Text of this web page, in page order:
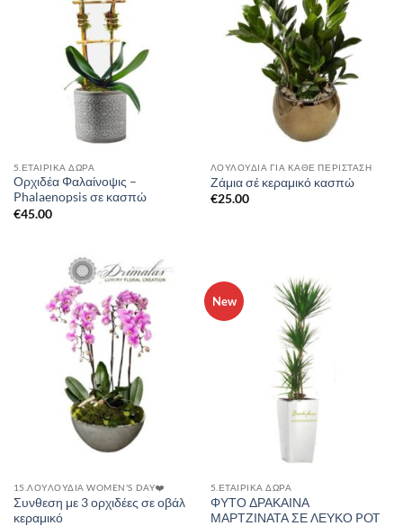
5.ΕΤΑΙΡΙΚΆ ΔΏΡΑ
Ορχιδέα Φαλαίνοψις –
Phalaenopsis σε κασπώ
€45.00
ΛΟΥΛΟΥΔΙΑ ΓΙΑ ΚΑΘΕ ΠΕΡΙΣΤΑΣΗ
Ζάμια σέ κεραμικό κασπώ
€25.00
15.ΛΟΥΛΟΎΔΙΑ WOMEN'S DAY❤️
Συνθεση με 3 ορχιδέες σε οβάλ
κεραμικό
New
5.ΕΤΑΙΡΙΚΆ ΔΏΡΑ
ΦΥΤΟ ΔΡΑΚΑΙΝΑ
ΜΑΡΤΖΙΝΑΤΑ ΣΕ ΛΕΥΚΟ POT